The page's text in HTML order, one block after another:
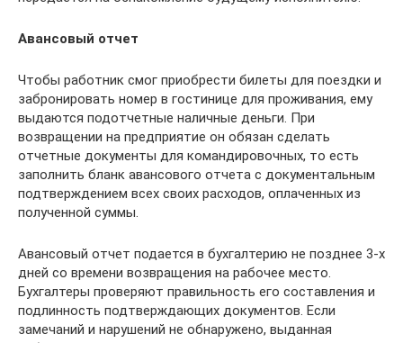
Авансовый отчет
Чтобы работник смог приобрести билеты для поездки и
забронировать номер в гостинице для проживания, ему
выдаются подотчетные наличные деньги. При
возвращении на предприятие он обязан сделать
отчетные документы для командировочных, то есть
заполнить бланк авансового отчета с документальным
подтверждением всех своих расходов, оплаченных из
полученной суммы.
Авансовый отчет подается в бухгалтерию не позднее 3-х
дней со времени возвращения на рабочее место.
Бухгалтеры проверяют правильность его составления и
подлинность подтверждающих документов. Если
замечаний и нарушений не обнаружено, выданная